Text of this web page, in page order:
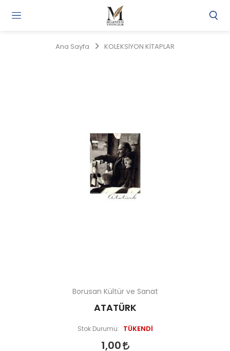
Ana Sayfa KOLEKSİYON KİTAPLAR
Borusan Kültür ve Sanat
ATATÜRK
Stok Durumu: TÜKENDİ
1,00